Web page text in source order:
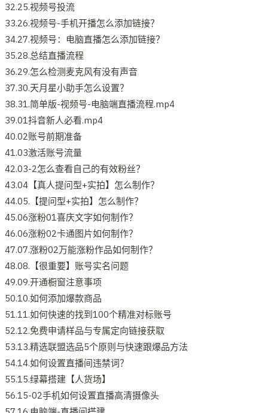
32.25.视频号投流
33.26.视频号-手机开播怎么添加链接？
34.27.视频号：电脑直播怎么添加链接？
35.28.总结直播流程
36.29.怎么检测麦克风有没有声音
37.30.天月星小助手怎么设置？
38.31.简单版-视频号-电脑端直播流程.mp4
39.01抖音新人必看.mp4
40.02账号前期准备
41.03激活账号流量
42.03-2怎么查看自己的有效粉丝？
43.04【真人提问型+实拍】怎么制作？
44.05.【提问型+实拍】怎么制作？
45.06涨粉01喜庆文字如何制作？
46.06涨粉02卡通图片如何制作？
47.07.涨粉02万能涨粉作品如何制作？
48.08.【很重要】账号实名问题
49.09.开通橱窗注意事项
50.10.如何添加爆款商品
51.11.如何快速的找到100个精准对标账号
52.12.免费申请样品与专属定向链接获取
53.13.精选联盟选品5个原则与快速跟爆品方法
54.14.如何设置直播间违禁词？
55.15.绿幕搭建【人货场】
56.15-02手机如何设置直播高清摄像头